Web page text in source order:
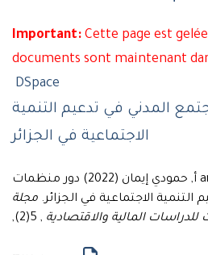
Important: Cette page est
documents sont maintenant
DSpace
المدني في تدعيم التنمية
الاجتماعية في الجزائر
د.براهيمي آسية and أ, حمودي إيمان (2022) دور منظمات
الاجتماعية في الجزائر. مجلة
للدراسات المالية والاقتصادية , 5(2),